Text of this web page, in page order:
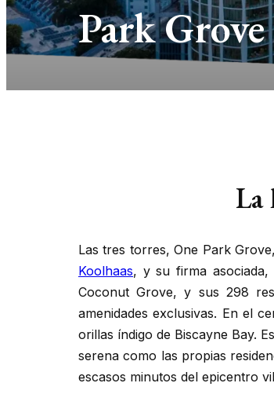
Park Grove
La
Las tres torres,One Park
Koolhaas, y su firma
Coconut Grove, y sus 298
amenidades exclusivas. En el
orillas índigo de Biscayne Bay.
serena como las propias
escasos minutos del epicentro